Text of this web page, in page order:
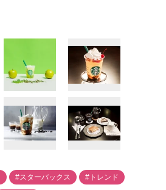
#スターバックス #トレンド